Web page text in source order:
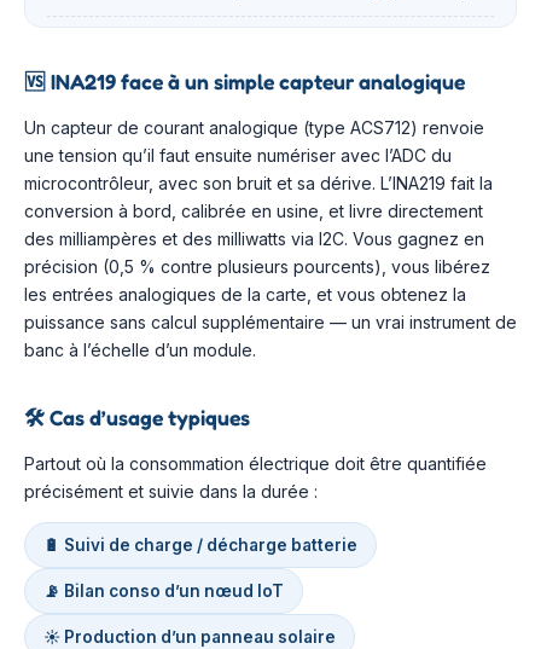
🆚 INA219 face à un simple capteur analogique
Un capteur de courant analogique (type ACS712) renvoie
une tension qu’il faut ensuite numériser avec l’ADC du
microcontrôleur, avec son bruit et sa dérive. L’INA219 fait la
conversion à bord, calibrée en usine, et livre directement
des milliampères et des milliwatts via I2C. Vous gagnez en
précision (0,5 % contre plusieurs pourcents), vous libérez
les entrées analogiques de la carte, et vous obtenez la
puissance sans calcul supplémentaire — un vrai instrument de
banc à l’échelle d’un module.
🛠️Cas d’usage typiques
Partout où la consommation électrique doit être quantifiée
précisément et suivie dans la durée :
🔋 Suivi de charge / décharge batterie
📡 Bilan conso d’un nœud IoT
☀️ Production d’un panneau solaire